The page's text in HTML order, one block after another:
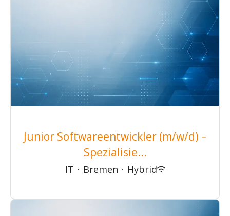
Junior Softwareentwickler (m/w/d) –
Spezialisie...
IT · Bremen · Hybrid